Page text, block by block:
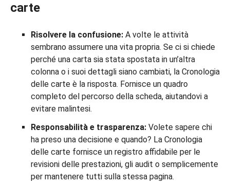
carte
Risolvere la confusione: A volte le attività
sembrano assumere una vita propria. Se ci si chiede
perché una carta sia stata spostata in un’altra
colonna o i suoi dettagli siano cambiati, la Cronologia
delle carte è la risposta. Fornisce un quadro
completo del percorso della scheda, aiutandovi a
evitare malintesi.
Responsabilità e trasparenza: Volete sapere chi
ha preso una decisione e quando? La Cronologia
delle carte fornisce un registro affidabile per le
revisioni delle prestazioni, gli audit o semplicemente
per mantenere tutti sulla stessa pagina.